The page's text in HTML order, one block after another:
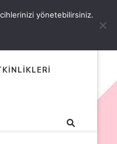
yönetebilirsiniz.